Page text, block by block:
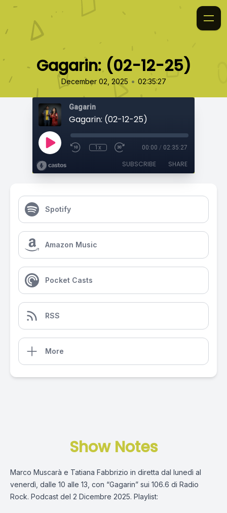
Gagarin: (02-12-25)
December 02, 2025 • 02:35:27
Gagarin
Gagarin: (02-12-25)
1x 00:00 / 02:35:27
SUBSCRIBE SHARE
Spotify
Amazon Music
Pocket Casts
RSS
More
Show Notes
Marco Muscarà e Tatiana Fabbrizio in diretta dal lunedì al
venerdì, dalle 10 alle 13, con “Gagarin” sui 106.6 di Radio
Rock. Podcast del 2 Dicembre 2025. Playlist: